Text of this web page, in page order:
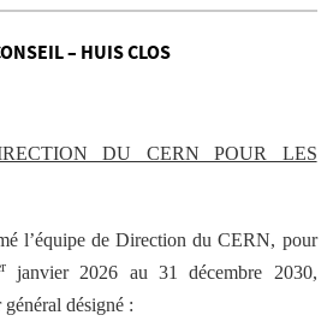
– HUIS CLOS
DU CERN POUR LES
l’équipe de Direction du CERN, pour
janvier 2026 au 31 décembre 2030,
désigné :